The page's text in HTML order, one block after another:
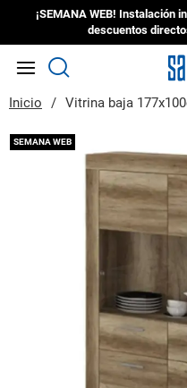
¡SEMANA WEB! Instalación
descuentos
Inicio Vitrina baja
SEMANA WEB
Saltar